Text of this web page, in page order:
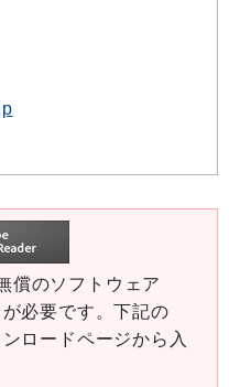
償のソフトウェア
必要です。下記の
ロードページから入